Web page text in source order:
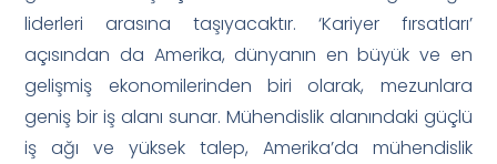
liderleri arasına taşıyacaktır. ‘Kariyer fırsatları’
açısından da Amerika, dünyanın en büyük ve en
gelişmiş ekonomilerinden biri olarak, mezunlara
geniş bir iş alanı sunar. Mühendislik alanındaki güçlü
iş ağı ve yüksek talep, Amerika’da mühendislik